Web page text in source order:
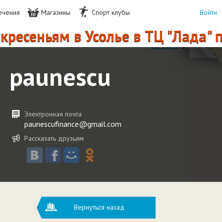
Магазины Спорт клубы
в Усолье в ТЦ
Войти
На карте
paunescu
Электронная почта
paunescufinance@gmail.com
Рассказать друзьям
Вернуться назад